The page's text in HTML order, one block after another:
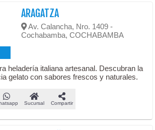
ARAGATZA
Av. Calancha, Nro. 1409 -
Cochabamba, COCHABAMBA
heladería italiana artesanal. Descubran la
gelato con sabores frescos y naturales.
Sucursal Compartir